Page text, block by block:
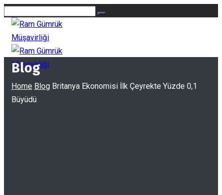
Blog
Home Blog Britanya Ekonomisi İlk Çeyrekte Yüzde 0,1
Büyüdü